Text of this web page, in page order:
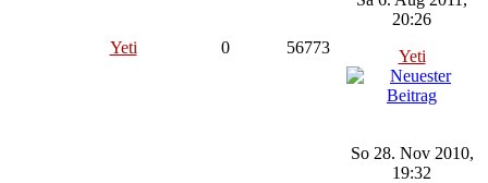
Yeti 0 56773
20:26
Yeti
So 28. Nov 2010,
19:32